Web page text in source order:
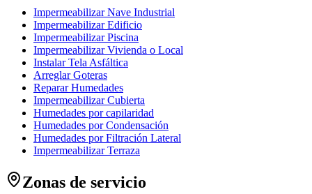
Impermeabilizar Nave Industrial
Impermeabilizar Edificio
Impermeabilizar Piscina
Impermeabilizar Vivienda o Local
Instalar Tela Asfáltica
Arreglar Goteras
Reparar Humedades
Impermeabilizar Cubierta
Humedades por capilaridad
Humedades por Condensación
Humedades por Filtración Lateral
Impermeabilizar Terraza
Zonas de servicio